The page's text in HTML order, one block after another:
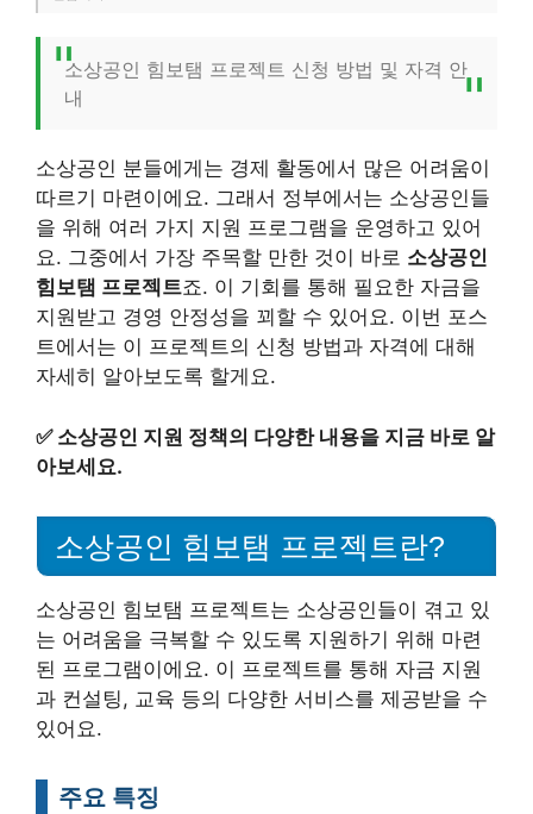
소상공인 힘보탬 프로젝트 신청 방법 및 자격 안
내
소상공인 분들에게는 경제 활동에서 많은 어려움이
따르기 마련이에요. 그래서 정부에서는 소상공인들
을 위해 여러 가지 지원 프로그램을 운영하고 있어
요. 그중에서 가장 주목할 만한 것이 바로 소상공인
힘보탬 프로젝트죠. 이 기회를 통해 필요한 자금을
지원받고 경영 안정성을 꾀할 수 있어요. 이번 포스
트에서는 이 프로젝트의 신청 방법과 자격에 대해
자세히 알아보도록 할게요.
✅ 소상공인 지원 정책의 다양한 내용을 지금 바로 알
아보세요.
소상공인 힘보탬 프로젝트란?
소상공인 힘보탬 프로젝트는 소상공인들이 겪고 있
는 어려움을 극복할 수 있도록 지원하기 위해 마련
된 프로그램이에요. 이 프로젝트를 통해 자금 지원
과 컨설팅, 교육 등의 다양한 서비스를 제공받을 수
있어요.
주요 특징